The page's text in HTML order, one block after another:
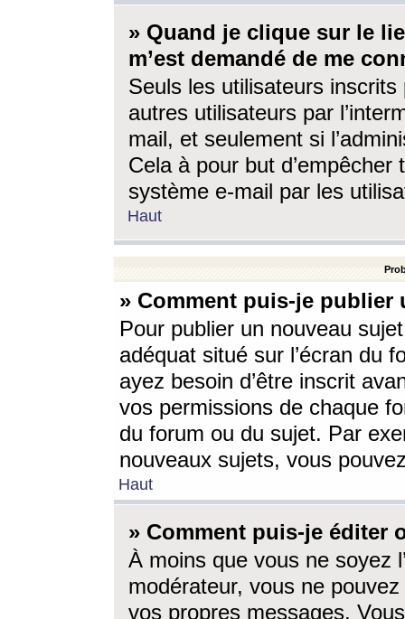
» Quand je clique sur le
m’est demandé de me
Seuls les utilisateurs
autres utilisateurs par
mail, et seulement si
Cela à pour but
système e-mail par les
Haut
» Comment puis-je
Pour publier un nouveau
adéquat situé sur l’écran du
ayez besoin d’être inscrit
vos permissions de chaque
du forum ou du sujet. Par
nouveaux sujets, vous
Haut
» Comment puis-je éditer
À moins que vous ne soyez
modérateur, vous ne
vos propres messages.